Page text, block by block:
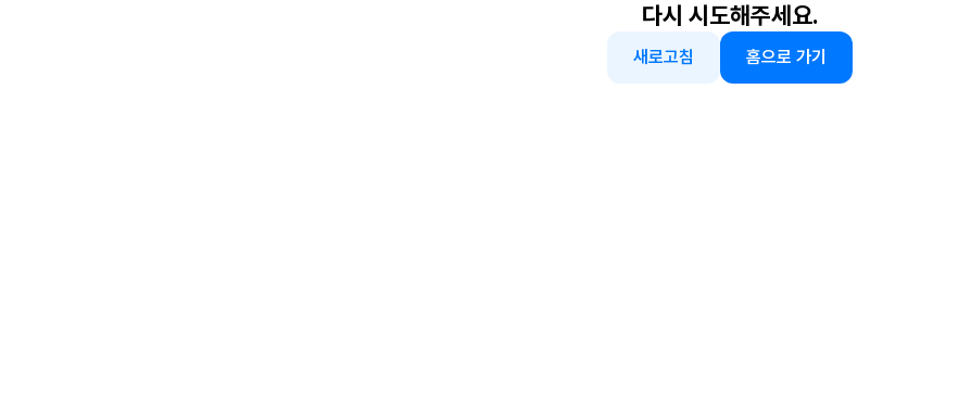
다시 시도해주세요.
새로고침 홈으로 가기